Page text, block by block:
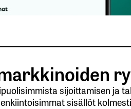
sijoittamisen ja
sisällöt